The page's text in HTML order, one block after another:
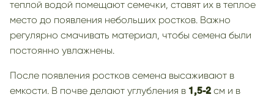
теплой водой помещают семечки, ставят их в теплое
место до появления небольших ростков. Важно
регулярно смачивать материал, чтобы семена были
постоянно увлажнены.
После появления ростков семена высаживают в
емкости. В почве делают углубления в 1,5-2 см и в